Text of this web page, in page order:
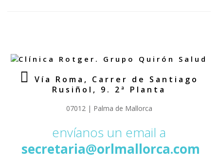
Vía Roma, Carrer de Santiago
Rusiñol, 9. 2ª Planta
07012 | Palma de Mallorca
envíanos un email a
secretaria@orlmallorca.com